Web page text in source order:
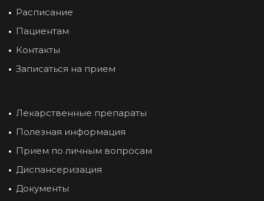
Расписание
Пациентам
Контакты
Записаться на прием
Лекарственные препараты
Полезная информация
Прием по личным вопросам
Диспансеризация
Документы